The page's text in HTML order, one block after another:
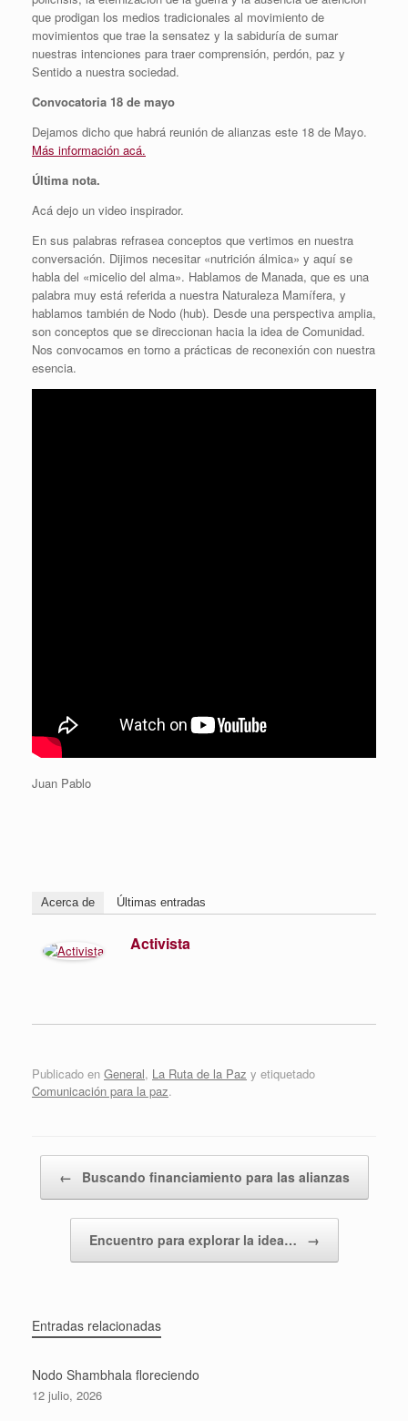
que prodigan los medios tradicionales al movimiento de
movimientos que trae la sensatez y la sabiduría de sumar
nuestras intenciones para traer comprensión, perdón, paz y
Sentido a nuestra sociedad.
Convocatoria 18 de mayo
Dejamos dicho que habrá reunión de alianzas este 18 de Mayo.
Más información acá.
Última nota.
Acá dejo un video inspirador.
En sus palabras refrasea conceptos que vertimos en nuestra
conversación. Dijimos necesitar «nutrición álmica» y aquí se
habla del «micelio del alma». Hablamos de Manada, que es una
palabra muy está referida a nuestra Naturaleza Mamífera, y
hablamos también de Nodo (hub). Desde una perspectiva amplia,
son conceptos que se direccionan hacia la idea de Comunidad.
Nos convocamos en torno a prácticas de reconexión con nuestra
esencia.
Juan Pablo
Acerca de Últimas entradas
Activista
Publicado en General, La Ruta de la Paz y etiquetado
Comunicación para la paz.
← Buscando financiamiento para las alianzas
Encuentro para explorar la idea… →
Entradas relacionadas
Nodo Shambhala floreciendo
12 julio, 2026